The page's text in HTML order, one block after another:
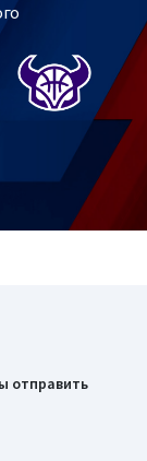
отправить